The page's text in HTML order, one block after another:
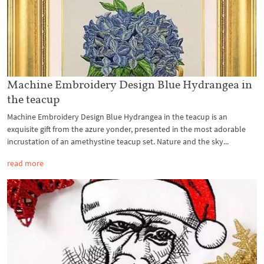
Machine Embroidery Design Blue Hydrangea in
the teacup
Machine Embroidery Design Blue Hydrangea in the teacup is an
exquisite gift from the azure yonder, presented in the most adorable
incrustation of an amethystine teacup set. Nature and the sky...
read more